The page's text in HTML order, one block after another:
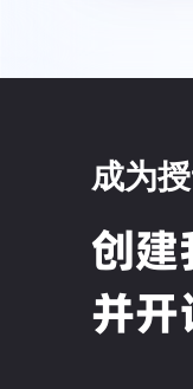
成为
创建
并开